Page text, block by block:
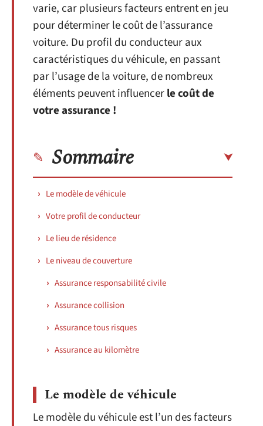
varie, car plusieurs facteurs entrent en jeu
pour déterminer le coût de l’assurance
voiture. Du profil du conducteur aux
caractéristiques du véhicule, en passant
par l’usage de la voiture, de nombreux
éléments peuvent influencerle coût de
votre assurance !
Sommaire
Le modèle de véhicule
Votre profil de conducteur
Le lieu de résidence
Le niveau de couverture
Assurance responsabilité civile
Assurance collision
Assurance tous risques
Assurance au kilomètre
Le modèle de véhicule
Le modèle du véhicule est l’un des facteurs